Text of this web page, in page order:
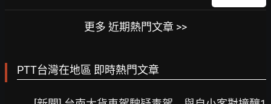
更多 近期熱門文章 >>
PTT台灣在地區 即時熱門文章